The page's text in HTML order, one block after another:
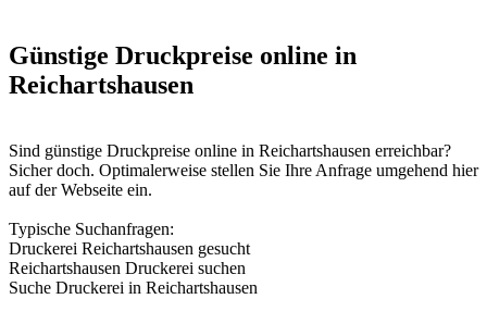
Günstige Druckpreise online in
Reichartshausen
Sind günstige Druckpreise online in Reichartshausen erreichbar?
Sicher doch. Optimalerweise stellen Sie Ihre Anfrage umgehend hier
auf der Webseite ein.
Typische Suchanfragen:
Druckerei Reichartshausen gesucht
Reichartshausen Druckerei suchen
Suche Druckerei in Reichartshausen